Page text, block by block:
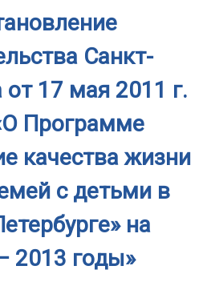
Санкт-
от 17 мая 2011 г.
Программе
качества жизни
с детьми в
на
2013 годы»